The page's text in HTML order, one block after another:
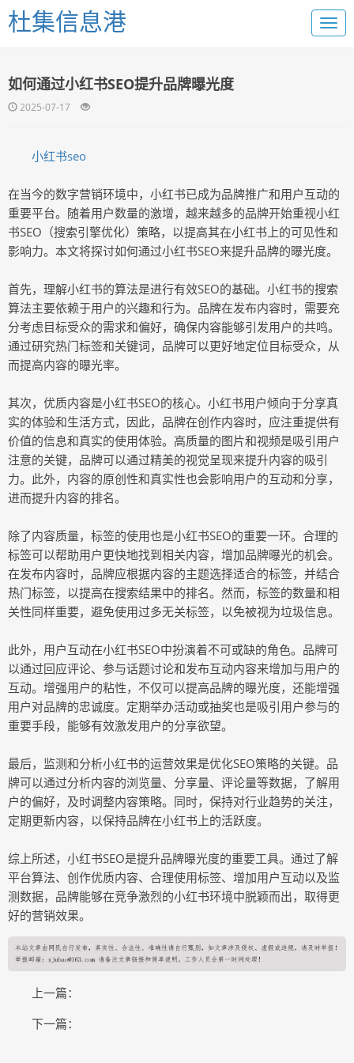
杜集信息港
如何通过小红书SEO提升品牌曝光度
2025-07-17
小红书seo
在当今的数字营销环境中，小红书已成为品牌推广和用户互动的
重要平台。随着用户数量的激增，越来越多的品牌开始重视小红
书SEO（搜索引擎优化）策略，以提高其在小红书上的可见性和
影响力。本文将探讨如何通过小红书SEO来提升品牌的曝光度。
首先，理解小红书的算法是进行有效SEO的基础。小红书的搜索
算法主要依赖于用户的兴趣和行为。品牌在发布内容时，需要充
分考虑目标受众的需求和偏好，确保内容能够引发用户的共鸣。
通过研究热门标签和关键词，品牌可以更好地定位目标受众，从
而提高内容的曝光率。
其次，优质内容是小红书SEO的核心。小红书用户倾向于分享真
实的体验和生活方式，因此，品牌在创作内容时，应注重提供有
价值的信息和真实的使用体验。高质量的图片和视频是吸引用户
注意的关键，品牌可以通过精美的视觉呈现来提升内容的吸引
力。此外，内容的原创性和真实性也会影响用户的互动和分享，
进而提升内容的排名。
除了内容质量，标签的使用也是小红书SEO的重要一环。合理的
标签可以帮助用户更快地找到相关内容，增加品牌曝光的机会。
在发布内容时，品牌应根据内容的主题选择适合的标签，并结合
热门标签，以提高在搜索结果中的排名。然而，标签的数量和相
关性同样重要，避免使用过多无关标签，以免被视为垃圾信息。
此外，用户互动在小红书SEO中扮演着不可或缺的角色。品牌可
以通过回应评论、参与话题讨论和发布互动内容来增加与用户的
互动。增强用户的粘性，不仅可以提高品牌的曝光度，还能增强
用户对品牌的忠诚度。定期举办活动或抽奖也是吸引用户参与的
重要手段，能够有效激发用户的分享欲望。
最后，监测和分析小红书的运营效果是优化SEO策略的关键。品
牌可以通过分析内容的浏览量、分享量、评论量等数据，了解用
户的偏好，及时调整内容策略。同时，保持对行业趋势的关注，
定期更新内容，以保持品牌在小红书上的活跃度。
综上所述，小红书SEO是提升品牌曝光度的重要工具。通过了解
平台算法、创作优质内容、合理使用标签、增加用户互动以及监
测数据，品牌能够在竞争激烈的小红书环境中脱颖而出，取得更
好的营销效果。
上一篇：
下一篇：